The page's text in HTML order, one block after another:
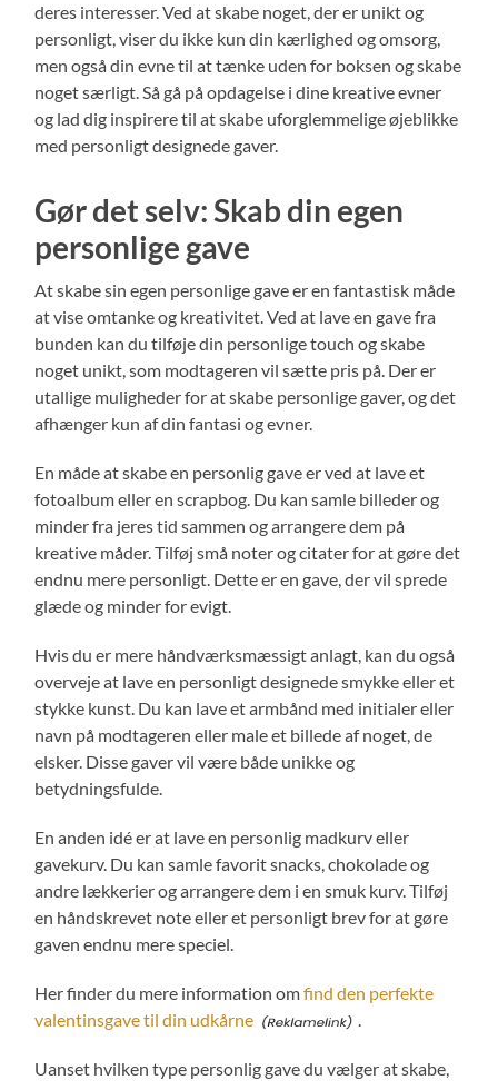
deres interesser. Ved at skabe noget, der er unikt og
personligt, viser du ikke kun din kærlighed og omsorg,
men også din evne til at tænke uden for boksen og skabe
noget særligt. Så gå på opdagelse i dine kreative evner
og lad dig inspirere til at skabe uforglemmelige øjeblikke
med personligt designede gaver.
Gør det selv: Skab din egen
personlige gave
At skabe sin egen personlige gave er en fantastisk måde
at vise omtanke og kreativitet. Ved at lave en gave fra
bunden kan du tilføje din personlige touch og skabe
noget unikt, som modtageren vil sætte pris på. Der er
utallige muligheder for at skabe personlige gaver, og det
afhænger kun af din fantasi og evner.
En måde at skabe en personlig gave er ved at lave et
fotoalbum eller en scrapbog. Du kan samle billeder og
minder fra jeres tid sammen og arrangere dem på
kreative måder. Tilføj små noter og citater for at gøre det
endnu mere personligt. Dette er en gave, der vil sprede
glæde og minder for evigt.
Hvis du er mere håndværksmæssigt anlagt, kan du også
overveje at lave en personligt designede smykke eller et
stykke kunst. Du kan lave et armbånd med initialer eller
navn på modtageren eller male et billede af noget, de
elsker. Disse gaver vil være både unikke og
betydningsfulde.
En anden idé er at lave en personlig madkurv eller
gavekurv. Du kan samle favorit snacks, chokolade og
andre lækkerier og arrangere dem i en smuk kurv. Tilføj
en håndskrevet note eller et personligt brev for at gøre
gaven endnu mere speciel.
Her finder du mere information omfind den perfekte
valentinsgave til din udkårne
.
Uanset hvilken type personlig gave du vælger at skabe,